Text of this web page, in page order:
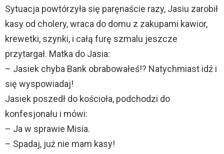
Sytuacja powtórzyła się paręnaście razy, Jasiu zarobił
kasy od cholery, wraca do domu z zakupami kawior,
krewetki, szynki, i całą furę szmalu jeszcze
przytargał. Matka do Jasia:
– Jasiek chyba Bank obrabowałeś!? Natychmiast idź i
się wyspowiadaj!
Jasiek poszedł do kościoła, podchodzi do
konfesjonału i mówi:
– Ja w sprawie Misia.
– Spadaj, już nie mam kasy!